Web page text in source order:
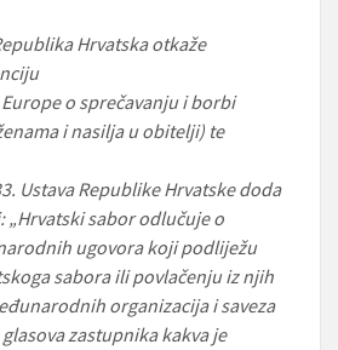
Hrvatska otkaže
o sprečavanju i borbi
i nasilja u obitelji) te
Ustava Republike Hrvatske doda
„Hrvatski sabor odlučuje o
ugovora koji podliježu
sabora ili povlačenju iz njih
organizacija i saveza
zastupnika kakva je